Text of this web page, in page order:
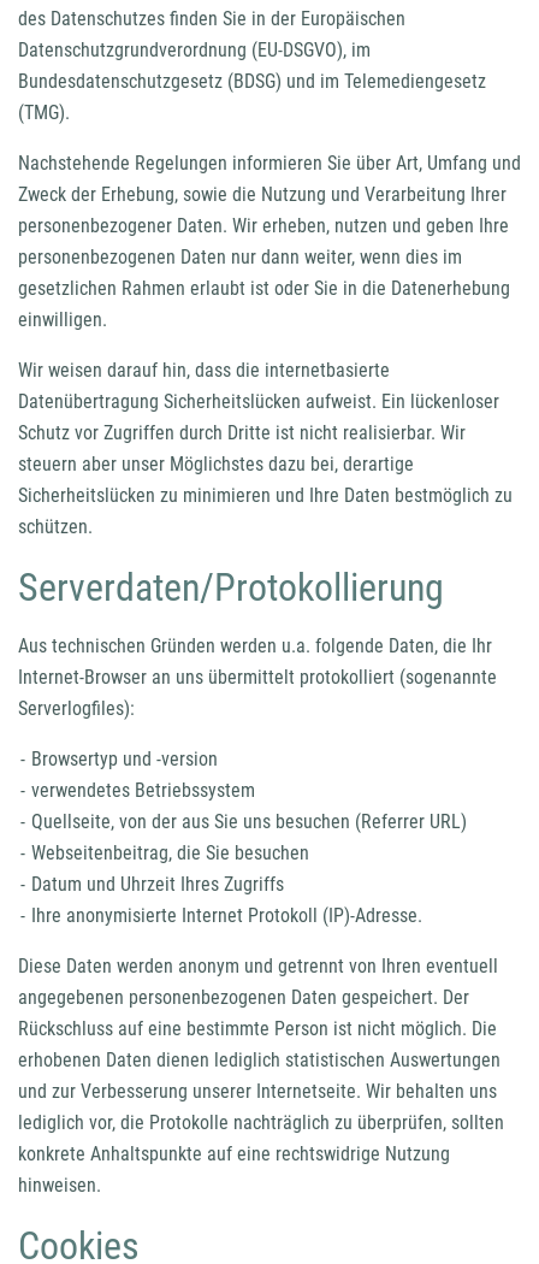
des Datenschutzes finden Sie in der Europäischen
Datenschutzgrundverordnung (EU-DSGVO), im
Bundesdatenschutzgesetz (BDSG) und im Telemediengesetz
(TMG).
Nachstehende Regelungen informieren Sie über Art, Umfang und
Zweck der Erhebung, sowie die Nutzung und Verarbeitung Ihrer
personenbezogener Daten. Wir erheben, nutzen und geben Ihre
personenbezogenen Daten nur dann weiter, wenn dies im
gesetzlichen Rahmen erlaubt ist oder Sie in die Datenerhebung
einwilligen.
Wir weisen darauf hin, dass die internetbasierte
Datenübertragung Sicherheitslücken aufweist. Ein lückenloser
Schutz vor Zugriffen durch Dritte ist nicht realisierbar. Wir
steuern aber unser Möglichstes dazu bei, derartige
Sicherheitslücken zu minimieren und Ihre Daten bestmöglich zu
schützen.
Serverdaten/Protokollierung
Aus technischen Gründen werden u.a. folgende Daten, die Ihr
Internet-Browser an uns übermittelt protokolliert (sogenannte
Serverlogfiles):
Browsertyp und -version
verwendetes Betriebssystem
Quellseite, von der aus Sie uns besuchen (Referrer URL)
Webseitenbeitrag, die Sie besuchen
Datum und Uhrzeit Ihres Zugriffs
Ihre anonymisierte Internet Protokoll (IP)-Adresse.
Diese Daten werden anonym und getrennt von Ihren eventuell
angegebenen personenbezogenen Daten gespeichert. Der
Rückschluss auf eine bestimmte Person ist nicht möglich. Die
erhobenen Daten dienen lediglich statistischen Auswertungen
und zur Verbesserung unserer Internetseite. Wir behalten uns
lediglich vor, die Protokolle nachträglich zu überprüfen, sollten
konkrete Anhaltspunkte auf eine rechtswidrige Nutzung
hinweisen.
Cookies